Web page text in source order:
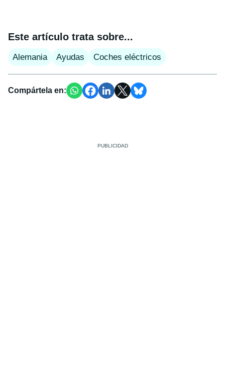
Este artículo trata sobre...
Alemania Ayudas Coches eléctricos
Compártela en: